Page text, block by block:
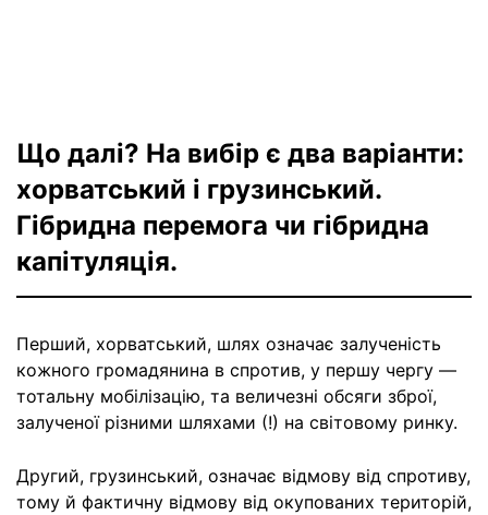
Що далі? На вибір є два варіанти:
хорватський і грузинський.
Гібридна перемога чи гібридна
капітуляція.
Перший, хорватський, шлях означає залученість
кожного громадянина в спротив, у першу чергу —
тотальну мобілізацію, та величезні обсяги зброї,
залученої різними шляхами (!) на світовому ринку.
Другий, грузинський, означає відмову від спротиву,
тому й фактичну відмову від окупованих територій,